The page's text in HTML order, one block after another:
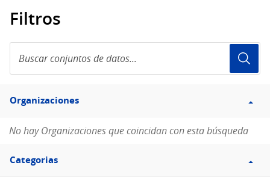
Filtros
conjuntos
de
Filtro
Organizaciones
Organizaciones
No hay Organizaciones que coincidan con esta búsqueda
Filtro
Categorias
Categorias